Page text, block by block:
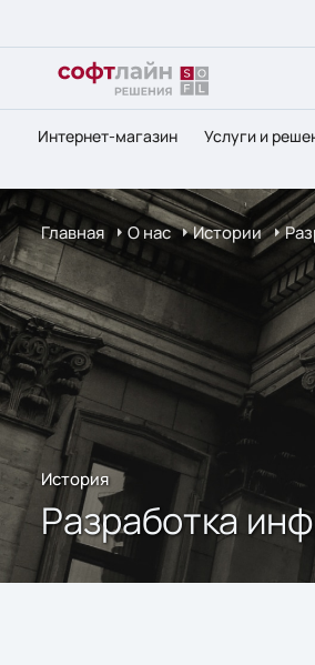
Интернет-магазин Услуги и
Главная О нас Истории
История
Разработка